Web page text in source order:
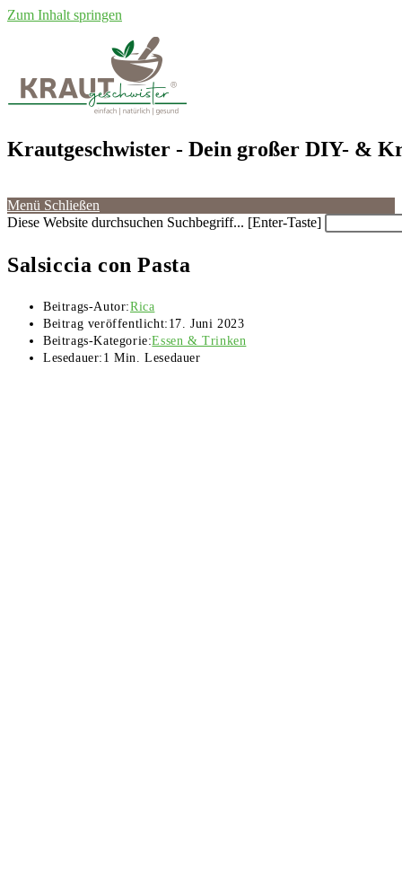
Zum Inhalt springen
Krautgeschwister - Dein großer DIY- &
Menü Schließen
Diese Website durchsuchen Suchbegriff... [Enter-Taste]
Salsiccia con Pasta
Beitrags-Autor:Rica
Beitrag veröffentlicht: 17. Juni 2023
Beitrags-Kategorie:Essen & Trinken
Lesedauer: 1 Min. Lesedauer